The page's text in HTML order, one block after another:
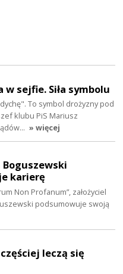
w sejfie. Siła symbolu
To symbol drożyzny pod
klubu PiS Mariusz
» więcej
Boguszewski
karierę
Non Profanum”, założyciel
podsumowuje swoją
leczą się